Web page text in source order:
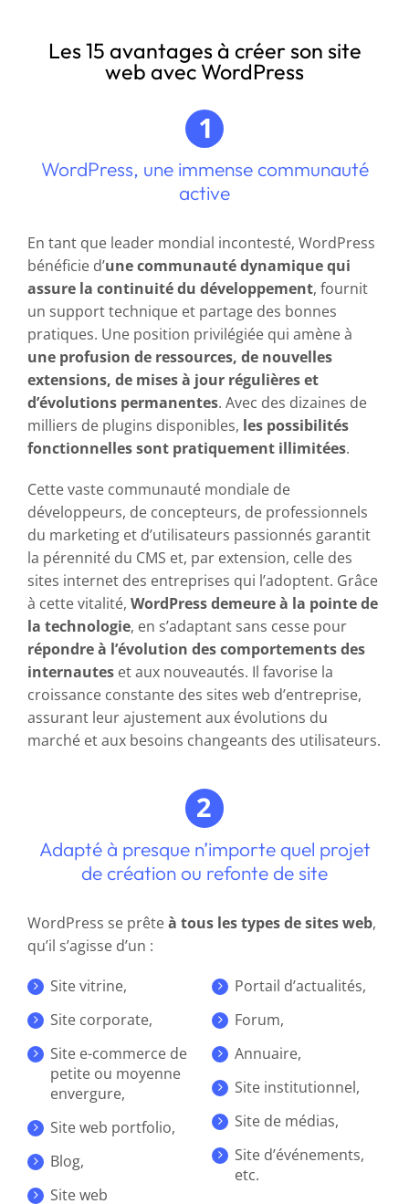
Les 15 avantages à créer son site
web avec WordPress
WordPress, une immense communauté
active
En tant que leader mondial incontesté, WordPress
bénéficie d’une communauté dynamique qui
assure la continuité du développement, fournit
un support technique et partage des bonnes
pratiques. Une position privilégiée qui amène à
une profusion de ressources, de nouvelles
extensions, de mises à jour régulières et
d’évolutions permanentes. Avec des dizaines de
milliers de plugins disponibles, les possibilités
fonctionnelles sont pratiquement illimitées.
Cette vaste communauté mondiale de
développeurs, de concepteurs, de professionnels
du marketing et d’utilisateurs passionnés garantit
la pérennité du CMS et, par extension, celle des
sites internet des entreprises qui l’adoptent. Grâce
à cette vitalité, WordPress demeure à la pointe de
la technologie, en s’adaptant sans cesse pour
répondre à l’évolution des comportements des
internauteset aux nouveautés. Il favorise la
croissance constante des sites web d’entreprise,
assurant leur ajustement aux évolutions du
marché et aux besoins changeants des utilisateurs.
Adapté à presque n’importe quel projet
de création ou refonte de site
WordPress se prêteà tous les types de sites web,
qu’il s’agisse d’un :
Site vitrine,
Site corporate,
Site e-commerce de
petite ou moyenne
envergure,
Site web portfolio,
Blog,
Site web
Portail d’actualités,
Forum,
Annuaire,
Site institutionnel,
Site de médias,
Site d’événements,
etc.